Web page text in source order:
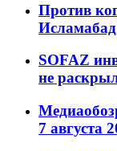
Против
SOFAZ
не
7 августа